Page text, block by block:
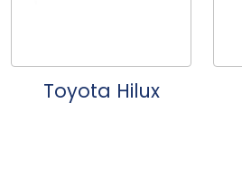
Toyota Hilux